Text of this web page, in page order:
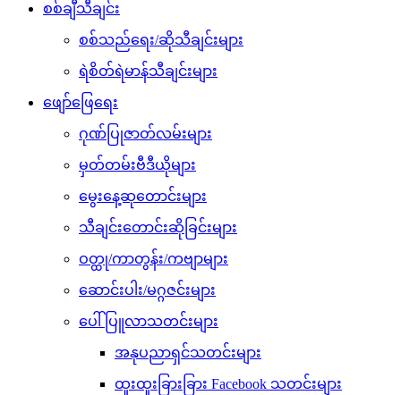
စစ်ချီသီချင်း
စစ်သည်ရေး/ဆိုသီချင်းများ
ရဲစိတ်ရဲမာန်သီချင်းများ
ဖျော်ဖြေရေး
ဂုဏ်ပြုဇာတ်လမ်းများ
မှတ်တမ်းဗီဒီယိုများ
မွေးနေ့ဆုတောင်းများ
သီချင်းတောင်းဆိုခြင်းများ
ဝတ္ထု/ကာတွန်း/ကဗျာများ
ဆောင်းပါး/မဂ္ဂဇင်းများ
ပေါ်ပြူလာသတင်းများ
အနုပညာရှင်သတင်းများ
ထူးထူးခြားခြား Facebook သတင်းများ